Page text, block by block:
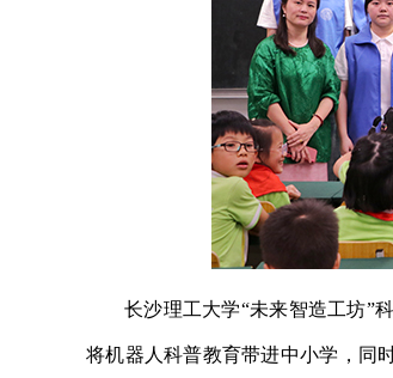
长沙理工大学“未来智造工坊”
将机器人科普教育带进中小学，同